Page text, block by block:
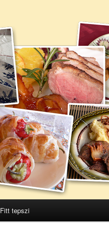
Fitt tepszi